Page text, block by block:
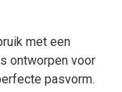
met een
ontworpen voor
pasvorm.